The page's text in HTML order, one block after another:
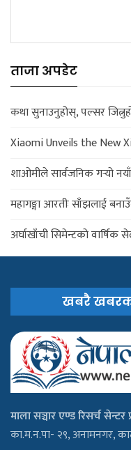
ताजा अपडेट
कथा सुनाउनुहोस्, पल्सर
Xiaomi Unveils the New
शाओमीले सार्वजनिक गर्‍यो
महागङ्गा आरतीः साँझलाई
अर्घाखाँची सिमेन्टको वार्षिक
खबरै
माला सञ्चार एण्ड रिसर्च सेन्टर
का.म.न.पा- २९, अनामनगर,